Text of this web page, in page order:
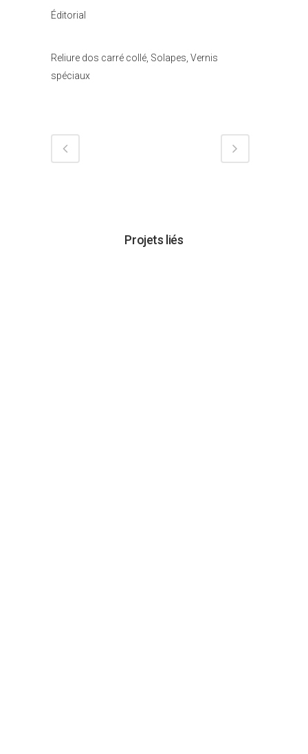
Éditorial
Reliure dos carré collé, Solapes, Vernis
spéciaux
Projets liés